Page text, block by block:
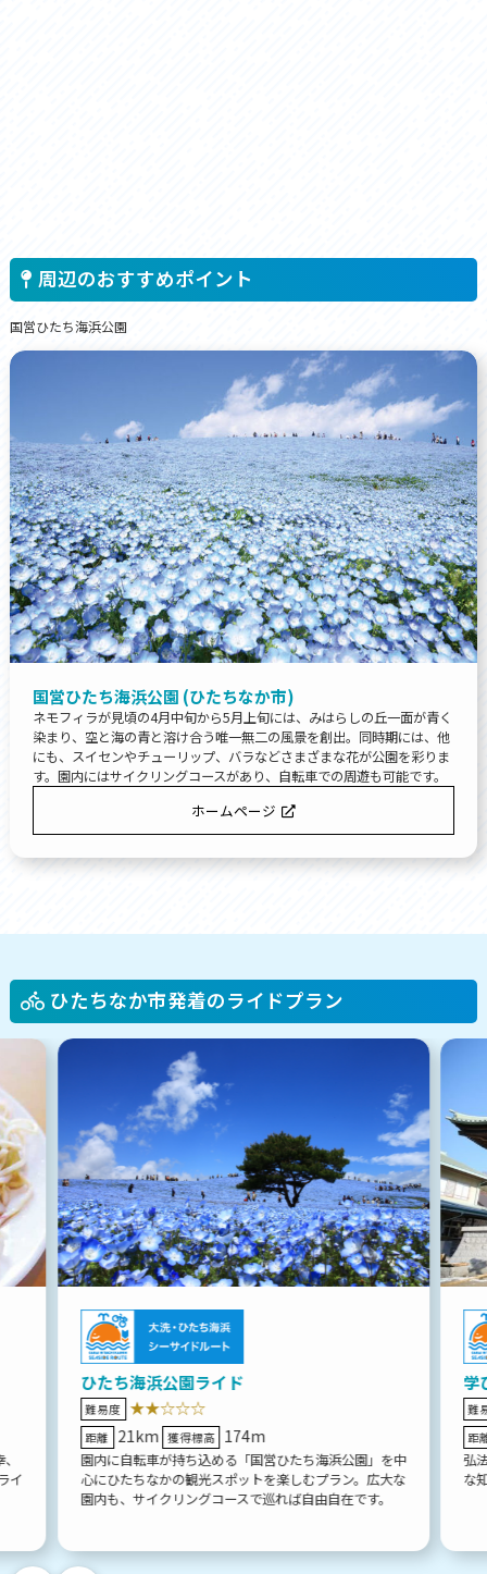
周辺のおすすめポイント
国営ひたち海浜公園
国営ひたち海浜公園 (ひたちなか市)
ネモフィラが見頃の4月中旬から5月上旬には、みはらしの丘一面が青く
染まり、空と海の青と溶け合う唯一無二の風景を創出。同時期には、他
にも、スイセンやチューリップ、バラなどさまざまな花が公園を彩りま
す。園内にはサイクリングコースがあり、自転車での周遊も可能です。
ホームページ
ひたちなか市発着のライドプラン
イ
ひたち海浜公園ライド
難易度 ★★☆☆☆
距離 21km 獲得標高 174m
園内に自転車が持ち込める「国営ひたち海浜公園」を中
心にひたちなかの観光スポットを楽しむプラン。広大な
園内も、サイクリングコースで巡れば自由自在です。
学
難
距
弘
な